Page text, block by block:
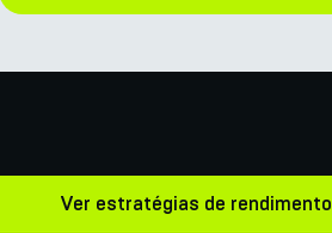
Ver estratégias de rendimento